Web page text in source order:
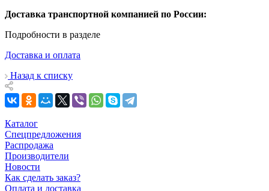
Доставка транспортной компанией по России:
Подробности в разделе
Доставка и оплата
Назад к списку
Каталог
Спецпредложения
Распродажа
Производители
Новости
Как сделать заказ?
Оплата и доставка